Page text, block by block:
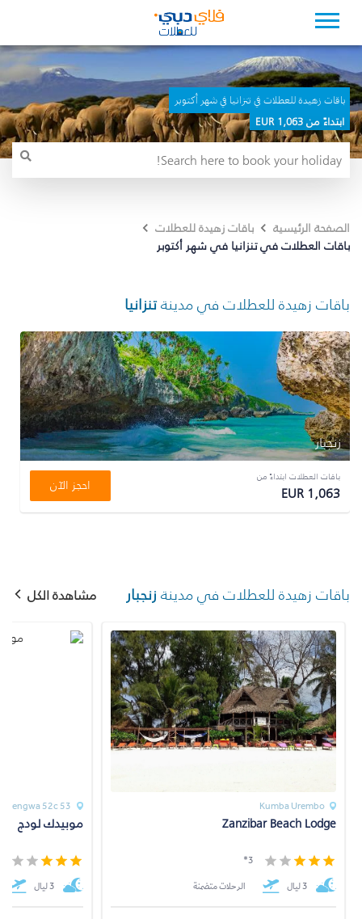
باقات زهيدة للعطلات في تنزانيا في شهر أكتوبر
ابتداءً من 1,063 EUR
الصفحة الرئيسية
باقات زهيدة للعطلات
باقات العطلات في تنزانيا في شهر أكتوبر
باقات زهيدة للعطلات في مدينةتنزانيا
زنجبار
باقات العطلات ابتداءً من
EUR 1,063 احجز الآن
باقات زهيدة للعطلات في مدينة زنجبار مشاهدة الكل
53 Kiwengwa 52c
موبيدك لودج
3 ليال
Kumba Urembo
Zanzibar Beach Lodge
3*
3 ليال الرحلات متضمنة